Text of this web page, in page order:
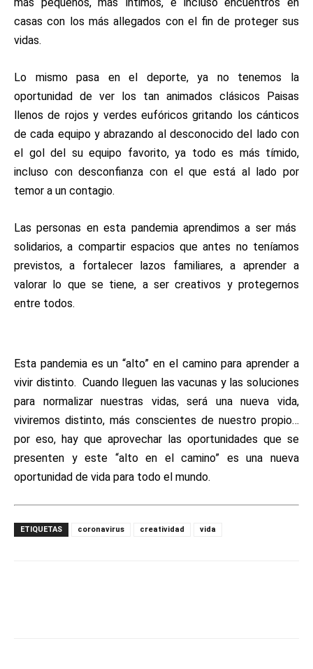
casas con los más allegados con el fin de proteger sus
vidas.
Lo mismo pasa en el deporte, ya no tenemos la
oportunidad de ver los tan animados clásicos Paisas
llenos de rojos y verdes eufóricos gritando los cánticos
de cada equipo y abrazando al desconocido del lado con
el gol del su equipo favorito, ya todo es más tímido,
incluso con desconfianza con el que está al lado por
temor a un contagio.
Las personas en esta pandemia aprendimos a ser más
solidarios, a compartir espacios que antes no teníamos
previstos, a fortalecer lazos familiares, a aprender a
valorar lo que se tiene, a ser creativos y protegernos
entre todos.
Esta pandemia es un “alto” en el camino para aprender a
vivir distinto. Cuando lleguen las vacunas y las soluciones
para normalizar nuestras vidas, será una nueva vida,
viviremos distinto, más conscientes de nuestro propio…
por eso, hay que aprovechar las oportunidades que se
presenten y este “alto en el camino” es una nueva
oportunidad de vida para todo el mundo.
ETIQUETAS coronavirus creatividad vida